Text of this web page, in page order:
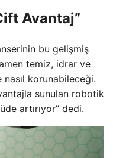
Avantaj”
bu gelişmiş
temiz, idrar ve
korunabileceği.
sunulan robotik
artırıyor” dedi.